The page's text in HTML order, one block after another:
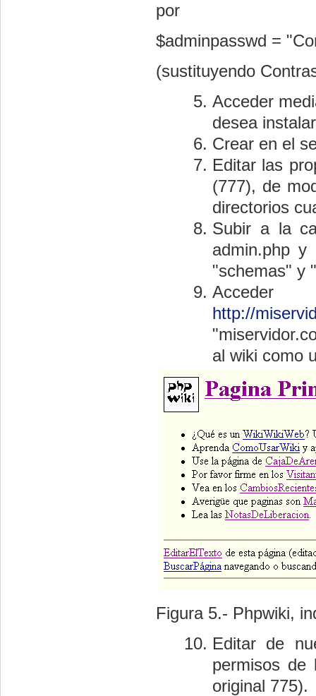
por
$adminpasswd =
(sustituyendo
Acceder
desea
Crear en el
Editar las
(777), de
directorios
Subir a la
admin.php y
"schemas" y
http://
al wiki como
Figura 5.- Phpwiki,
Editar de
permisos de
original 775).